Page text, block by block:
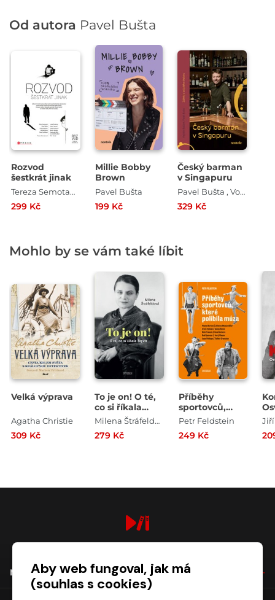
Od autora Pavel Bušta
Rozvod
šestkrát jinak
Tereza Semotamová , Ondřej Buddeus , Jarmila Štuková , Pavel Bušta , Petra Dvořáková , Petra Soukupová , Michal Sýkora , Radek Ptáček
299 Kč
Millie Bobby
Brown
Pavel Bušta
199 Kč
Český barman
v Singapuru
Pavel Bušta , Vojtěch Bažant
329 Kč
Mohlo by se vám také líbit
Velká výprava
Agatha Christie
309 Kč
To je on! O té,
co si říkala
Toyen
Milena Štráfeldová
279 Kč
Příběhy
sportovců,
které políbila
Petr Feldstein
249 Kč
NÁKUPAby web fungoval, jak má
(souhlas s cookies)